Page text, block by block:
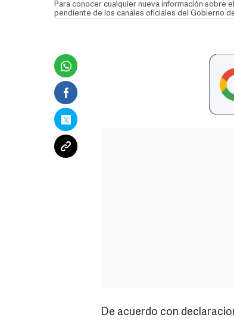
Para conocer cualquier nueva información sobre
pendiente de los canales oficiales del Gobierno de
De acuerdo con